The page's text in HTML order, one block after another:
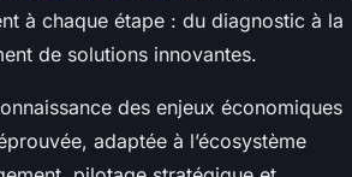
à chaque étape : du diagnostic à la
de solutions innovantes.
des enjeux économiques
adaptée à l’écosystème